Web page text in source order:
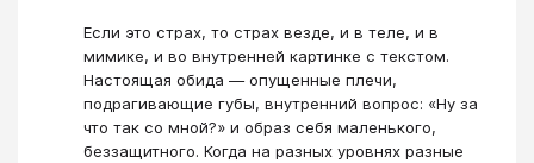
Если это страх, то страх везде, и в теле, и в
мимике, и во внутренней картинке с текстом.
Настоящая обида — опущенные плечи,
подрагивающие губы, внутренний вопрос: «Ну за
что так со мной?» и образ себя маленького,
беззащитного. Когда на разных уровнях разные